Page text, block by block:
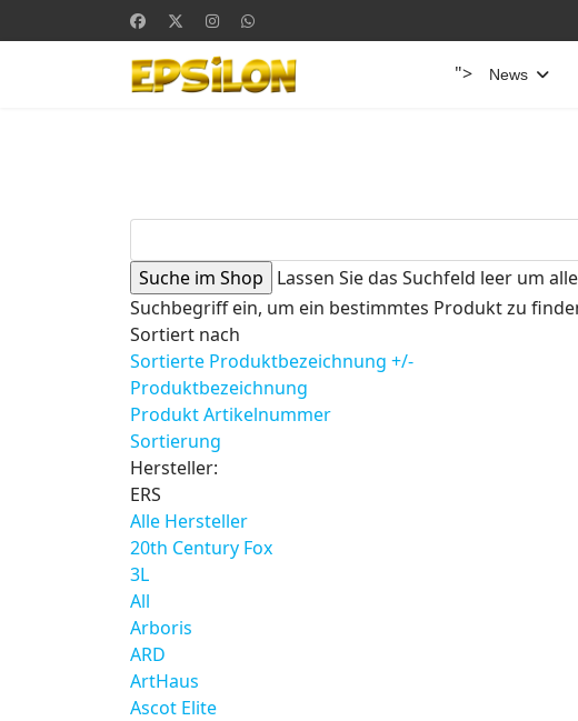
"> News
Lassen Sie das Suchfeld leer um
Suchbegriff ein, um ein bestimmtes Produkt zu
Sortiert nach
Sortierte Produktbezeichnung +/-
Produktbezeichnung
Produkt Artikelnummer
Sortierung
Hersteller:
ERS
Alle Hersteller
20th Century Fox
3L
All
Arboris
ARD
ArtHaus
Ascot Elite